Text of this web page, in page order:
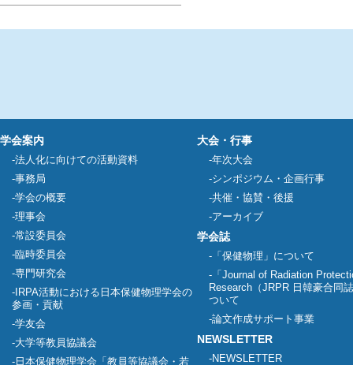
学会案内
法人化に向けての活動資料
事務局
学会の概要
理事会
常設委員会
臨時委員会
専門研究会
IRPA活動における日本保健物理学会の
参画・貢献
学友会
大学等教員協議会
日本保健物理学会「教員等協議会・若
大会・行事
年次大会
シンポジウム・企画行事
共催・協賛・後援
アーカイブ
学会誌
「保健物理」について
「Journal of Radiation
Research（JRPR 日韓豪合同
ついて
論文作成サポート事業
NEWSLETTER
NEWSLETTER